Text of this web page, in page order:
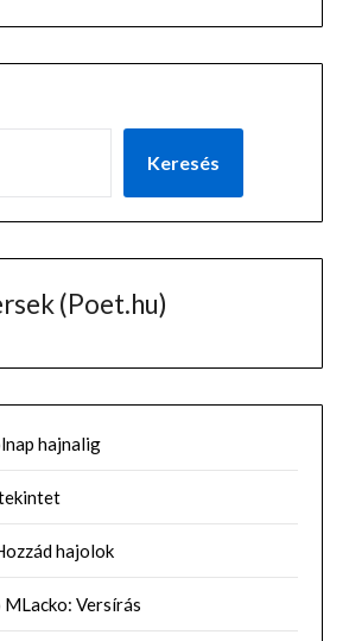
Keresés
(Poet.hu)
hajnalig
hajolok
Versírás